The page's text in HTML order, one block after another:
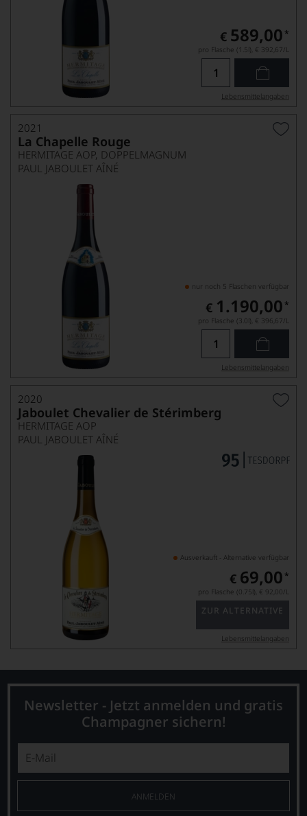
€ 589,00 *
pro Flasche (1.5l), € 392,67/L
Lebensmittel­angaben
2021
La Chapelle Rouge
HERMITAGE AOP, DOPPELMAGNUM
PAUL JABOULET AÎNÉ
nur noch 5 Flaschen verfügbar
€ 1.190,00 *
pro Flasche (3.0l), € 396,67/L
Lebensmittel­angaben
2020
Jaboulet Chevalier de Stérimberg
HERMITAGE AOP
PAUL JABOULET AÎNÉ
Ausverkauft - Alternative verfügbar
€ 69,00 *
pro Flasche (0.75l), € 92,00/L
ZUR ALTERNATIVE
Lebensmittel­angaben
Newsletter - Jetzt anmelden und gratis
Champagner sichern!
ANMELDEN